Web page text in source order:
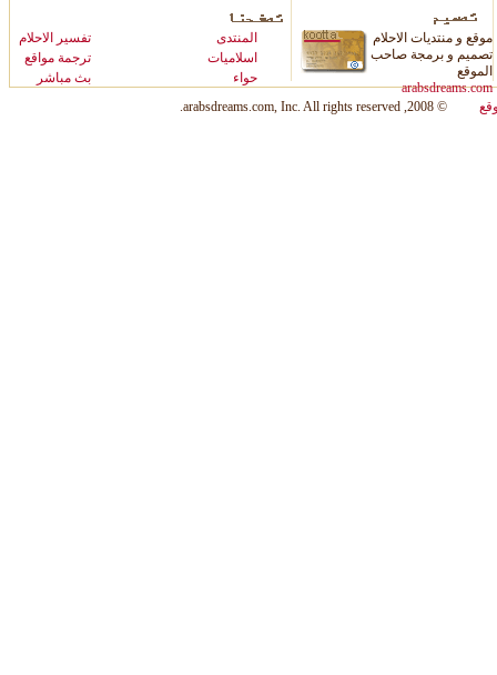
تفسير الاحلام
ترجمة مواقع
بث مباشر
المنتدى
اسلاميات
حواء
موقع و منتديات الاحلام
تصميم و برمجة صاحب
الموقع
arabsdreams.com
© 2008, arabsdreams.com, Inc. All rights reserved.